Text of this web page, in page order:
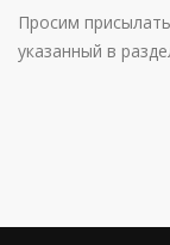
Просим
указанный в